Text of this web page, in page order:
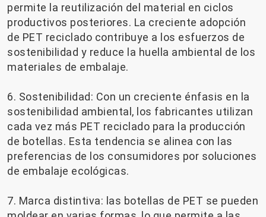
permite la reutilización del material en ciclos
productivos posteriores. La creciente adopción
de PET reciclado contribuye a los esfuerzos de
sostenibilidad y reduce la huella ambiental de los
materiales de embalaje.
6. Sostenibilidad: Con un creciente énfasis en la
sostenibilidad ambiental, los fabricantes utilizan
cada vez más PET reciclado para la producción
de botellas. Esta tendencia se alinea con las
preferencias de los consumidores por soluciones
de embalaje ecológicas.
7. Marca distintiva: las botellas de PET se pueden